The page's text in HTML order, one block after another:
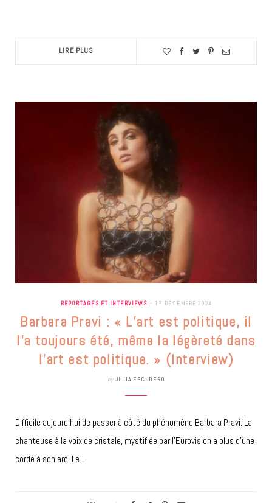
LIRE PLUS
REPORTAGES ET INTERVIEWS 17 DÉCEMBRE 2024
Barbara Pravi : « L’art est politique, il
l’a toujours été, même la légèreté dans
l’art est politique. » (Interview)
by JULIA ESCUDERO
Difficile aujourd’hui de passer à côté du phénomène Barbara Pravi. La
chanteuse à la voix de cristale, mystifiée par l’Eurovision a plus d’une
corde à son arc. Le…